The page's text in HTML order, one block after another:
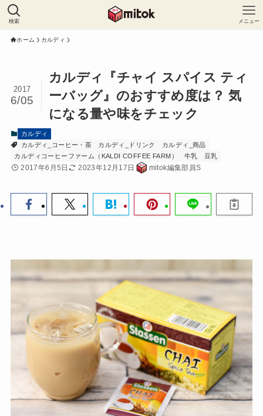
検索 メニュー
ホーム カルディ
カルディ『チャイ スパイス ティ
ーバッグ』のおすすめ度は？ 気
になる量や味をチェック
2017
6/05
カルディ
カルディ_コーヒー・茶
カルディ_ドリンク
カルディ_商品
カルディコーヒーファーム（KALDI COFFEE FARM）
牛乳 豆乳
2017年6月5日 2023年12月17日 mitok編集部員S